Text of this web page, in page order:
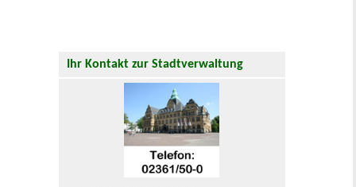
Ihr Kontakt zur Stadtverwaltung